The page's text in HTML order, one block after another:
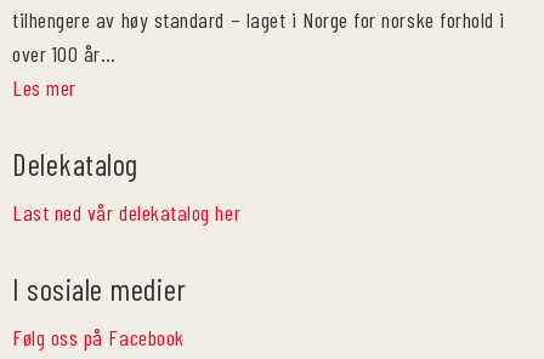
tilhengere av høy standard – laget i Norge for norske forhold i
over 100 år…
Les mer
Delekatalog
Last ned vår delekatalog her
I sosiale medier
Følg oss på Facebook